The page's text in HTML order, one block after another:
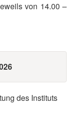
von 14.00 –
des Instituts